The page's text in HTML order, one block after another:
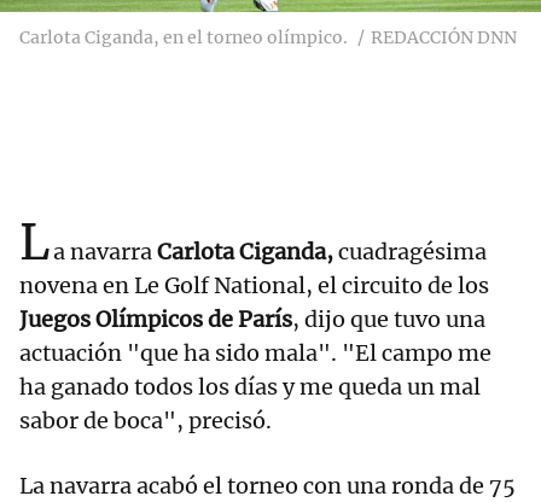
Carlota Ciganda, en el torneo olímpico. REDACCIÓN DNN
La navarraCarlota Ciganda,cuadragésima
novena en Le Golf National, el circuito de los
Juegos Olímpicos de París, dijo que tuvo una
actuación "que ha sido mala". "El campo me
ha ganado todos los días y me queda un mal
sabor de boca", precisó.
La navarra acabó el torneo con una ronda de 75